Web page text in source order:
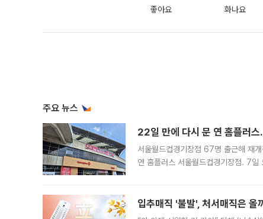
좋아요 화나요
주요 뉴스
22일 만에 다시 문 연 홈플러
서울월드컵경기장점 67명 출근해 재
연 홈플러스 서울월드컵경기장점. 7일
입추매직 '불발', 처서매직은 올